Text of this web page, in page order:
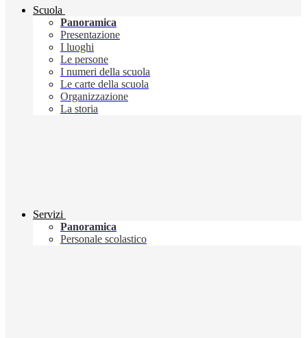
Scuola
Panoramica
Presentazione
I luoghi
Le persone
I numeri della scuola
Le carte della scuola
Organizzazione
La storia
Servizi
Panoramica
Personale scolastico